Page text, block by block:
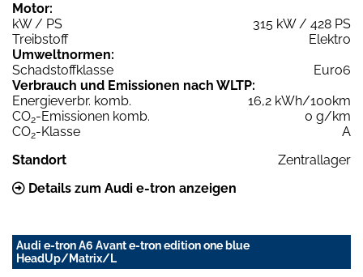
Motor:
kW / PS
315 kW / 428 PS
Treibstoff
Elektro
Umweltnormen:
Schadstoffklasse
Euro6
Verbrauch und Emissionen nach WLTP:
Energieverbr. komb.
16,2 kWh/100km
CO2-Emissionen komb.
0 g/km
CO2-Klasse
A
Standort
Zentrallager
Details zum Audi e-tron anzeigen
Audi e-tron A6 Avant e-tron edition one blue
HeadUp/Matrix/L